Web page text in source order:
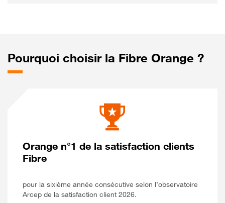
Pourquoi choisir la Fibre Orange ?
Orange n°1 de la satisfaction clients
Fibre
pour la sixième année consécutive selon l’observatoire
Arcep de la satisfaction client 2026.